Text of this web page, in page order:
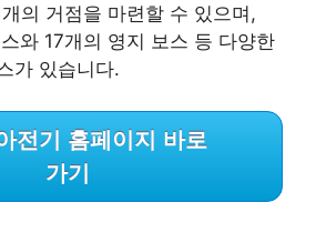
의 거점을 마련할 수 있으며,
와 17개의 영지 보스 등 다양한
가 있습니다.
전기 홈페이지 바로
가기